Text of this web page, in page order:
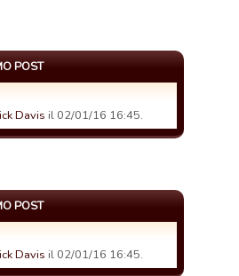
POST
Davis il 02/01/16 16:45.
POST
Davis il 02/01/16 16:45.